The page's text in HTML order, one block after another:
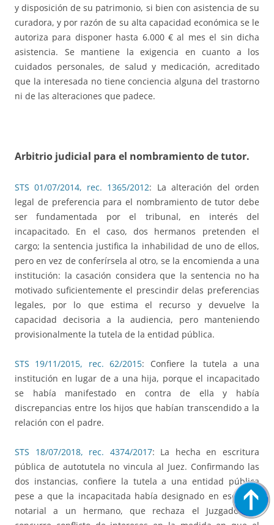
y disposición de su patrimonio, si bien con asistencia de su
curadora, y por razón de su alta capacidad económica se le
autoriza para disponer hasta 6.000 € al mes el sin dicha
asistencia. Se mantiene la exigencia en cuanto a los
cuidados personales, de salud y medicación, acreditado
que la interesada no tiene conciencia alguna del trastorno
ni de las alteraciones que padece.
Arbitrio judicial para el nombramiento de tutor.
STS 01/07/2014, rec. 1365/2012: La alteración del orden
legal de preferencia para el nombramiento de tutor debe
ser fundamentada por el tribunal, en interés del
incapacitado. En el caso, dos hermanos pretenden el
cargo; la sentencia justifica la inhabilidad de uno de ellos,
pero en vez de conferírsela al otro, se la encomienda a una
institución: la casación considera que la sentencia no ha
motivado suficientemente el prescindir delas preferencias
legales, por lo que estima el recurso y devuelve la
capacidad decisoria a la audiencia, pero manteniendo
provisionalmente la tutela de la entidad pública.
STS 19/11/2015, rec. 62/2015: Confiere la tutela a una
institución en lugar de a una hija, porque el incapacitado
se había manifestado en contra de ella y había
discrepancias entre los hijos que habían transcendido a la
relación con el padre.
STS 18/07/2018, rec. 4374/2017: La hecha en escritura
pública de autotutela no vincula al Juez. Confirmando las
dos instancias, confiere la tutela a una entidad pública
pese a que la incapacitada había designado en escritura
notarial a un hermano, que rechaza el Juzgado por